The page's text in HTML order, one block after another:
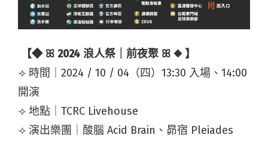
【◆ ꕤ 2024 浪人祭｜前夜聚 ꕤ ◆ 】
⟢ 時間｜2024 / 10 / 04（四）13:30 入場、14:00
開演
⟢ 地點｜TCRC Livehouse
⟢ 演出樂團｜酸腦 Acid Brain、昴宿 Pleiades